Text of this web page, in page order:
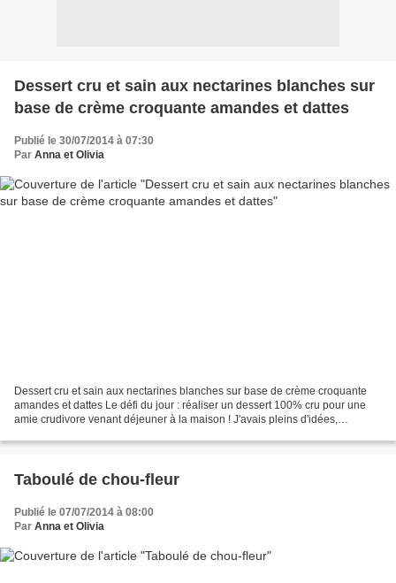
Dessert cru et sain aux nectarines blanches sur
base de crème croquante amandes et dattes
Publié le 30/07/2014 à 07:30
Par Anna et Olivia
Dessert cru et sain aux nectarines blanches sur base de crème croquante
amandes et dattes Le défi du jour : réaliser un dessert 100% cru pour une
amie crudivore venant déjeuner à la maison ! J'avais pleins d'idées,
Taboulé de chou-fleur
Publié le 07/07/2014 à 08:00
Par Anna et Olivia